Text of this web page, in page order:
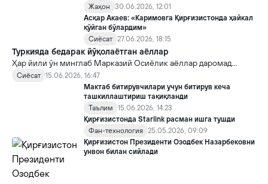
Жаҳон
30.06.2026, 12:01
Асқар Акаев: «Каримовга Қирғизистонда ҳайкал
қўйган бўлардим»
Сиёсат 27.06.2026, 18:15
Туркияда бедарак йўқолаётган аёллар
Ҳар йили ўн минглаб Марказий Осиёлик аёллар даромад
топиш мақсадида Туркияга йўл олади. Сўнгги йилларда
миграция талабларининг кучайтирилиши ва кўплаб
аёлларнинг қонуний мақомга эга эмаслиги сабабли улар уй
хизматчиси сифатида ноқонуний ишлашга мажбур бўлмоқда.
Сиёсат 15.06.2026, 16:47
Мактаб битирувчилари учун битирув кеча
ташкиллаштириш тақиқланди
Таълим
15.06.2026, 14:23
Қирғизистонда Starlink расман ишга тушди
Фан-технология 25.05.2026, 09:09
Қирғизистон Президенти Озодбек Назарбековни
унвон билан сийлади